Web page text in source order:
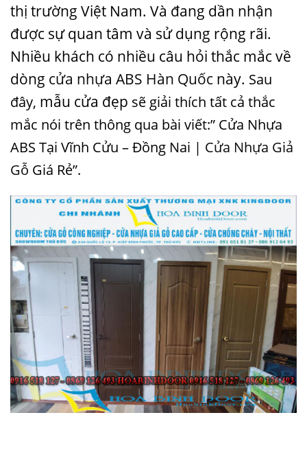
thị trường Việt Nam. Và đang dần nhận
được sự quan tâm và sử dụng rộng rãi.
Nhiều khách có nhiều câu hỏi thắc mắc về
dòng cửa nhựa ABS Hàn Quốc này. Sau
đây, mẫu cửa đẹp sẽ giải thích tất cả thắc
mắc nói trên thông qua bài viết:” Cửa Nhựa
ABS Tại Vĩnh Cửu – Đồng Nai | Cửa Nhựa Giả
Gỗ Giá Rẻ”.